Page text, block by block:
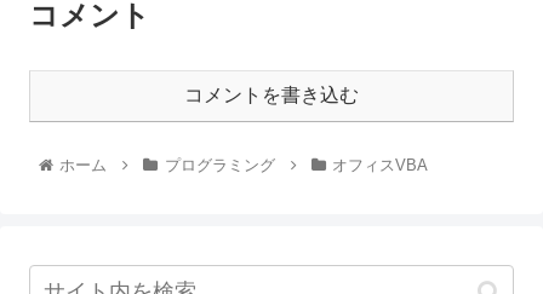
コメント
コメントを書き込む
ホーム プログラミング オフィスVBA